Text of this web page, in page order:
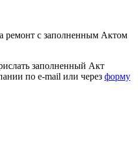
ремонт с заполненным Актом
заполненный Акт
по e-mail или через форму